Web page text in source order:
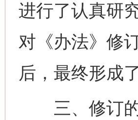
进行了认真研
对《办法》修
后，最终形成
三、修订的